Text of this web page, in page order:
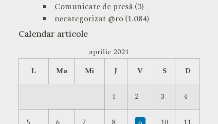
Comunicate de presă(3)
necategorizat @ro(1.084)
Calendar articole
aprilie 2021
L
Ma Mi J V S D
1 2 3 4